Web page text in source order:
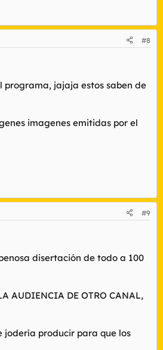
#8
programa, jajaja estos saben de
imagenes emitidas por el
#9
disertación de todo a 100
AUDIENCIA DE OTRO CANAL,
jodería producir para que los